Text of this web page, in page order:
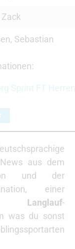
Sebastian
Sprint FT Herren
aus dem
und der
einer
Langlauf-
was du sonst